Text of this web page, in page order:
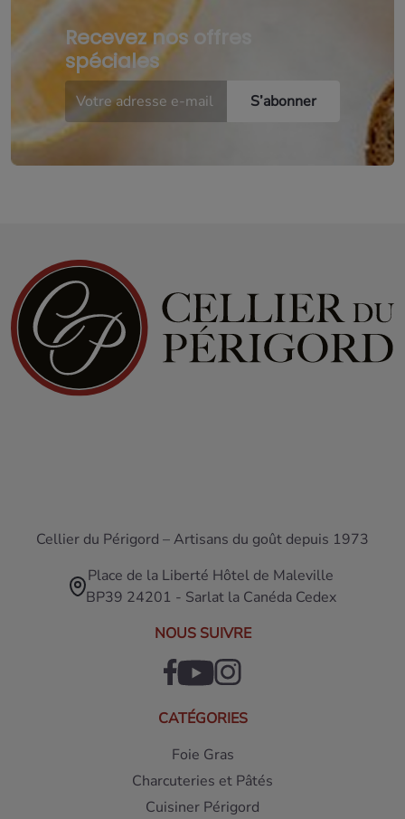
Recevez nos offres
spéciales
Cellier du Périgord – Artisans du goût depuis 1973
Place de la Liberté Hôtel de Maleville
BP39 24201 - Sarlat la Canéda Cedex
NOUS SUIVRE
CATÉGORIES
Foie Gras
Charcuteries et Pâtés
Cuisiner Périgord